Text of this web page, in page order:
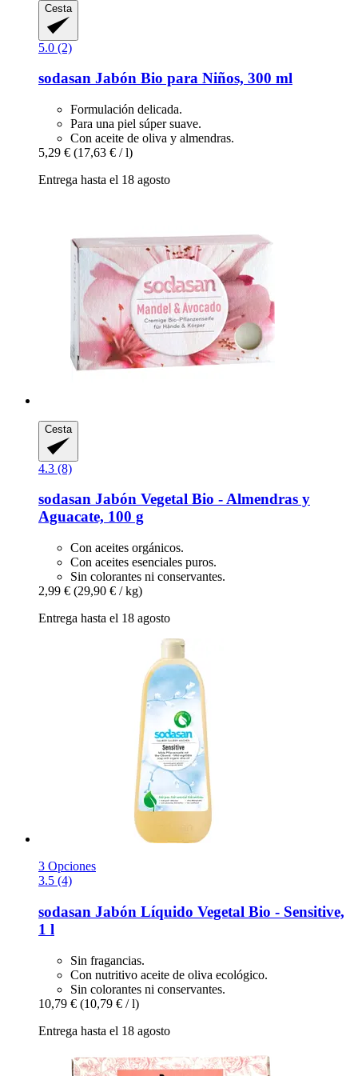
Cesta
5.0 (2)
sodasan Jabón Bio para Niños, 300 ml
Formulación delicada.
Para una piel súper suave.
Con aceite de oliva y almendras.
5,29 € (17,63 € / l)
Entrega hasta el 18 agosto
Cesta
4.3 (8)
sodasan Jabón Vegetal Bio -​ Almendras y
Aguacate, 100 g
Con aceites orgánicos.
Con aceites esenciales puros.
Sin colorantes ni conservantes.
2,99 € (29,90 € / kg)
Entrega hasta el 18 agosto
3 Opciones
3.5 (4)
sodasan Jabón Líquido Vegetal Bio -​ Sensitive,
1 l
Sin fragancias.
Con nutritivo aceite de oliva ecológico.
Sin colorantes ni conservantes.
10,79 € (10,79 € / l)
Entrega hasta el 18 agosto